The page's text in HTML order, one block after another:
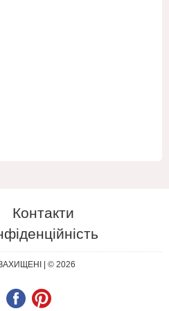
Контакти
| © 2026